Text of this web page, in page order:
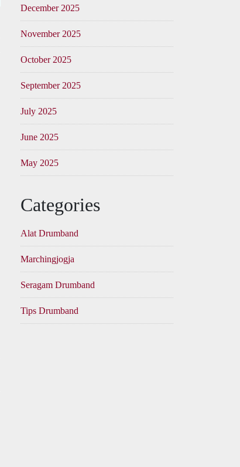
December 2025
November 2025
October 2025
September 2025
July 2025
June 2025
May 2025
Categories
Alat Drumband
Marchingjogja
Seragam Drumband
Tips Drumband